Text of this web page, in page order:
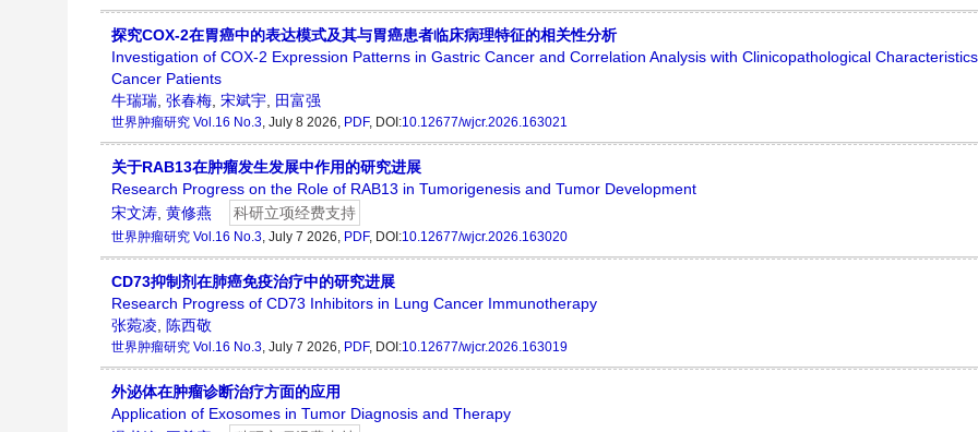
探究COX-2在胃癌中的表达模式及其与胃癌患者临床病理特征的相关性分析
Investigation of COX-2 Expression Patterns in Gastric Cancer and Correlation Analysis with Clinicopathological
Cancer Patients
牛瑞瑞, 张春梅, 宋斌宇, 田富强
世界肿瘤研究 Vol.16 No.3, July 8 2026, PDF, DOI:10.12677/wjcr.2026.163021
关于RAB13在肿瘤发生发展中作用的研究进展
Research Progress on the Role of RAB13 in Tumorigenesis and Tumor Development
宋文涛, 黄修燕 科研立项经费支持
世界肿瘤研究 Vol.16 No.3, July 7 2026, PDF, DOI:10.12677/wjcr.2026.163020
CD73抑制剂在肺癌免疫治疗中的研究进展
Research Progress of CD73 Inhibitors in Lung Cancer Immunotherapy
张菀凌, 陈西敬
世界肿瘤研究 Vol.16 No.3, July 7 2026, PDF, DOI:10.12677/wjcr.2026.163019
外泌体在肿瘤诊断治疗方面的应用
Application of Exosomes in Tumor Diagnosis and Therapy